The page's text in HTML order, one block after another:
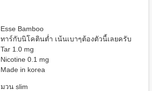
Esse Bamboo
ทาร์กับนิโคตินต่ำ เน้นเบาๆต้องตัวนี้เลยครับ
Tar 1.0 mg
Nicotine 0.1 mg
Made in korea
มวน slim